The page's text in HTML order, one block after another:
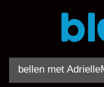
bellen met